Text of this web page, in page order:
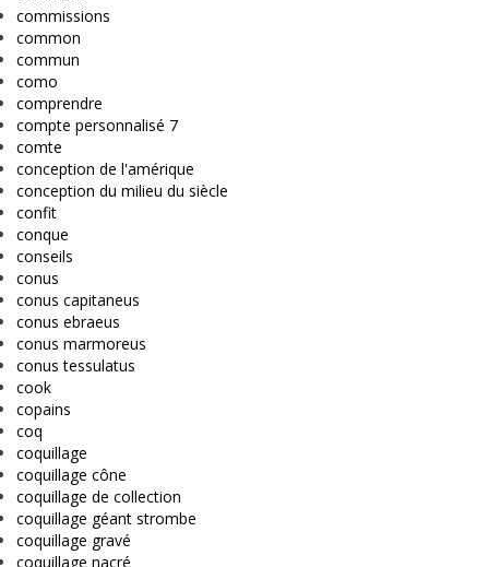
commissions
common
commun
como
comprendre
compte personnalisé 7
comte
conception de l'amérique
conception du milieu du siècle
confit
conque
conseils
conus
conus capitaneus
conus ebraeus
conus marmoreus
conus tessulatus
cook
copains
coq
coquillage
coquillage cône
coquillage de collection
coquillage géant strombe
coquillage gravé
coquillage nacré